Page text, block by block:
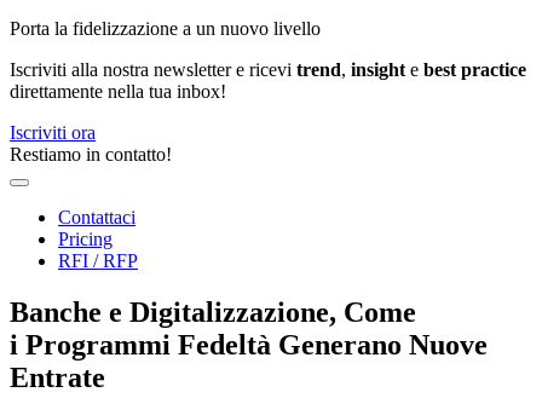
Porta la fidelizzazione a un nuovo livello
Iscriviti alla nostra newsletter e ricevi trend, insighte best practice
direttamente nella tua inbox!
Iscriviti ora
Restiamo in contatto!
Contattaci
Pricing
RFI / RFP
Banche e Digitalizzazione, Come
i Programmi Fedeltà Generano Nuove
Entrate